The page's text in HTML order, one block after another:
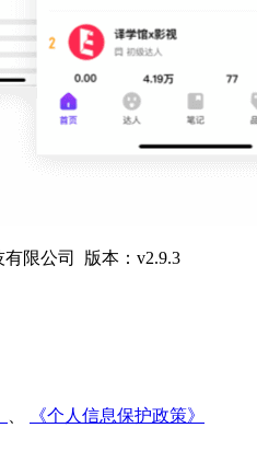
限公司 版本：v2.9.3
《个人信息保护政策》